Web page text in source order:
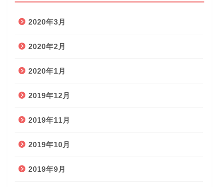
2020年3月
2020年2月
2020年1月
2019年12月
2019年11月
2019年10月
2019年9月